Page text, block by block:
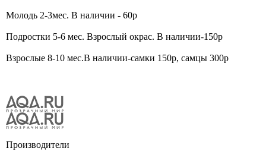
Молодь 2-3мес. В наличии - 60р
Подростки 5-6 мес. Взрослый окрас. В наличии-150р
Взрослые 8-10 мес.В наличии-самки 150р, самцы 300р
Производители